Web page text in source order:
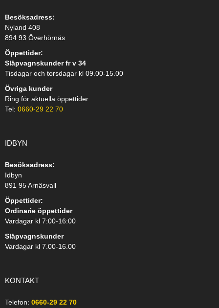
Besöksadress:
Nyland 408
894 93 Överhörnäs
Öppettider:
Släpvagnskunder fr v 34
Tisdagar och torsdagar kl 09.00-15.00
Övriga kunder
Ring för aktuella öppettider
Tel: 0660-29 22 70
IDBYN
Besöksadress:
Idbyn
891 95 Arnäsvall
Öppettider:
Ordinarie öppettider
Vardagar kl 7:00-16:00
Släpvagnskunder
Vardagar kl 7.00-16.00
KONTAKT
Telefon: 0660-29 22 70